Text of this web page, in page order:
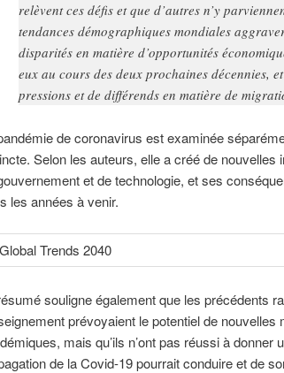
relèvent ces défis et que d’autres n’y
tendances démographiques mondiales
disparités en matière d’opportunités
eux au cours des deux prochaines décennies,
pressions et de différends en matière de
de coronavirus est examinée
Selon les auteurs, elle a créé de nouvelles
et de technologie, et ses
les années à venir.
souligne également que les précédents
prévoyaient le potentiel de nouvelles
mais qu’ils n’ont pas réussi à
de la Covid-19 pourrait conduire et de